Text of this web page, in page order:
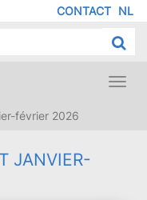
NL
DE
CONTACT
février 2026
JANVIER-